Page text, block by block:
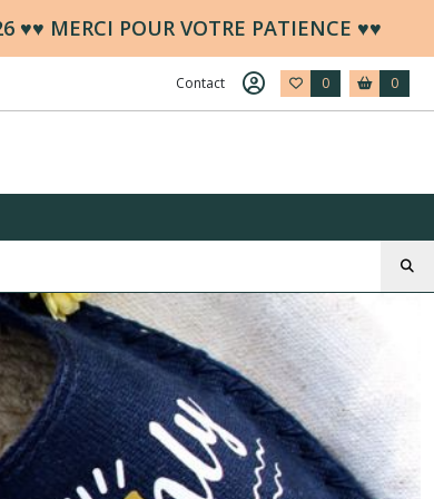
♥♥ MERCI POUR VOTRE PATIENCE ♥♥
Contact 0 0